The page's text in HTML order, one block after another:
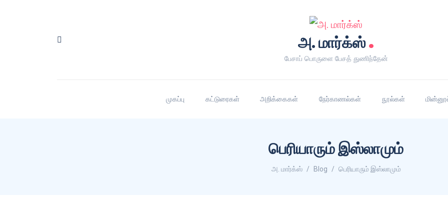
அ. மார்க்ஸ்.
பேசாப் பொருளை பேசத் துணிந்தேன்
முகப்பு கட்டுரைகள் அறிக்கைகள் நேர்காணல்கள் நூல்கள்
பெரியாரும் இஸ்லாமும்
அ. மார்க்ஸ் Blog பெரியாரும் இஸ்லாமும்